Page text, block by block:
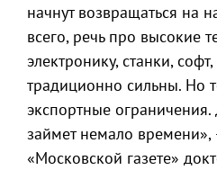
начнут возвращаться на
всего, речь про высокие
электронику, станки,
традиционно сильны. Но
экспортные
займет немало времени»,
«Московской газете»